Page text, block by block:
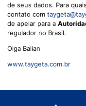
de seus dados. Para
contato com
de apelar para a
regulador no Brasil.
Olga Balian
www.taygeta.com.br